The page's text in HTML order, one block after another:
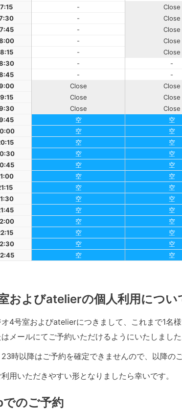
- Close
- Close
- Close
- Close
- Close
- -
- -
Close Close
Close Close
Close Close
空 空
空 空
空 空
空 空
空 空
空 空
空 空
空 空
空 空
空 空
空 空
空 空
空 空
およびatelierの個人利用につい
オ4号室およびatelierにつきまして、これまで1名
メールにてご予約いただけるようにいたしました
時以降はご予約を確定できませんので、以降の
用いただきやすい形となりましたら幸いです。
のご予約